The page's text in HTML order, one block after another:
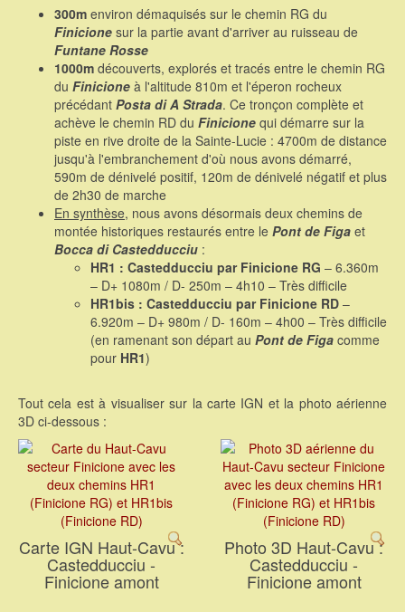
300m environ démaquisés sur le chemin RG du
Finicione sur la partie avant d'arriver au ruisseau de
Funtane Rosse
1000m découverts, explorés et tracés entre le chemin RG
du Finicione à l'altitude 810m et l'éperon rocheux
précédant Posta di A Strada. Ce tronçon complète et
achève le chemin RD du Finicione qui démarre sur la
piste en rive droite de la Sainte-Lucie : 4700m de distance
jusqu'à l'embranchement d'où nous avons démarré,
590m de dénivelé positif, 120m de dénivelé négatif et plus
de 2h30 de marche
En synthèse, nous avons désormais deux chemins de
montée historiques restaurés entre le Pont de Figa et
Bocca di Castedducciu :
HR1 : Castedducciu par Finicione RG – 6.360m
– D+ 1080m / D- 250m – 4h10 – Très difficile
HR1bis : Castedducciu par Finicione RD –
6.920m – D+ 980m / D- 160m – 4h00 – Très difficile
(en ramenant son départ au Pont de Figa comme
pour HR1)
Tout cela est à visualiser sur la carte IGN et la photo aérienne
3D ci-dessous :
Carte IGN Haut-Cavu :
Castedducciu -
Finicione amont
Photo 3D Haut-Cavu :
Castedducciu -
Finicione amont